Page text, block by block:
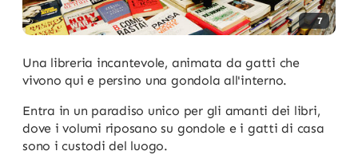
7
Una libreria incantevole, animata da gatti che
vivono qui e persino una gondola all'interno.
Entra in un paradiso unico per gli amanti dei libri,
dove i volumi riposano su gondole e i gatti di casa
sono i custodi del luogo.